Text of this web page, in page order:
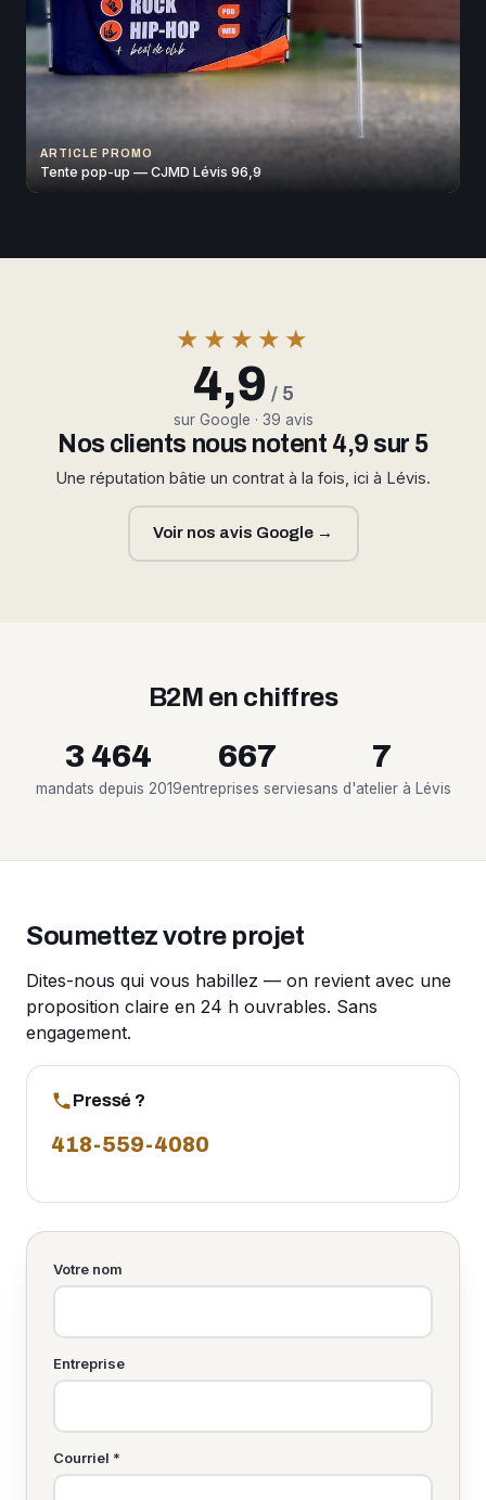
ARTICLE PROMO
Tente pop-up — CJMD Lévis 96,9
★★★★★
4,9 / 5
sur Google · 39 avis
Nos clients nous notent 4,9 sur 5
Une réputation bâtie un contrat à la fois, ici à Lévis.
Voir nos avis Google →
B2M en chiffres
3 464
mandats depuis 2019
667
entreprises servies
7
ans d'atelier à Lévis
Soumettez votre projet
Dites-nous qui vous habillez — on revient avec une
proposition claire en 24 h ouvrables. Sans
engagement.
Pressé ?
418-559-4080
Votre nom
Entreprise
Courriel *